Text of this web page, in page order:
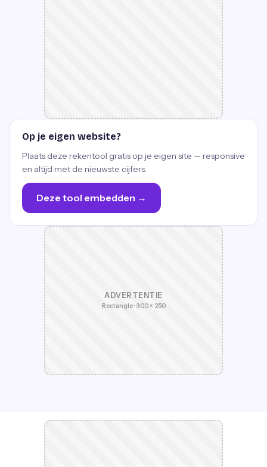
Op je eigen website?
Plaats deze rekentool gratis op je eigen site — responsive
en altijd met de nieuwste cijfers.
Deze tool embedden →
ADVERTENTIE
Rectangle · 300 × 250